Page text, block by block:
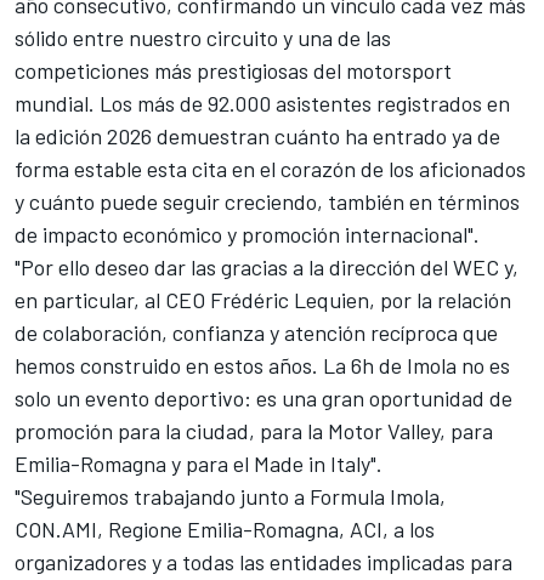
año consecutivo, confirmando un vínculo cada vez más
sólido entre nuestro circuito y una de las
competiciones más prestigiosas del motorsport
mundial. Los más de 92.000 asistentes registrados en
la edición 2026 demuestran cuánto ha entrado ya de
forma estable esta cita en el corazón de los aficionados
y cuánto puede seguir creciendo, también en términos
de impacto económico y promoción internacional".
"Por ello deseo dar las gracias a la dirección del WEC y,
en particular, al CEO Frédéric Lequien, por la relación
de colaboración, confianza y atención recíproca que
hemos construido en estos años. La 6h de Imola no es
solo un evento deportivo: es una gran oportunidad de
promoción para la ciudad, para la Motor Valley, para
Emilia-Romagna y para el Made in Italy".
"Seguiremos trabajando junto a Formula Imola,
CON.AMI, Regione Emilia-Romagna, ACI, a los
organizadores y a todas las entidades implicadas para